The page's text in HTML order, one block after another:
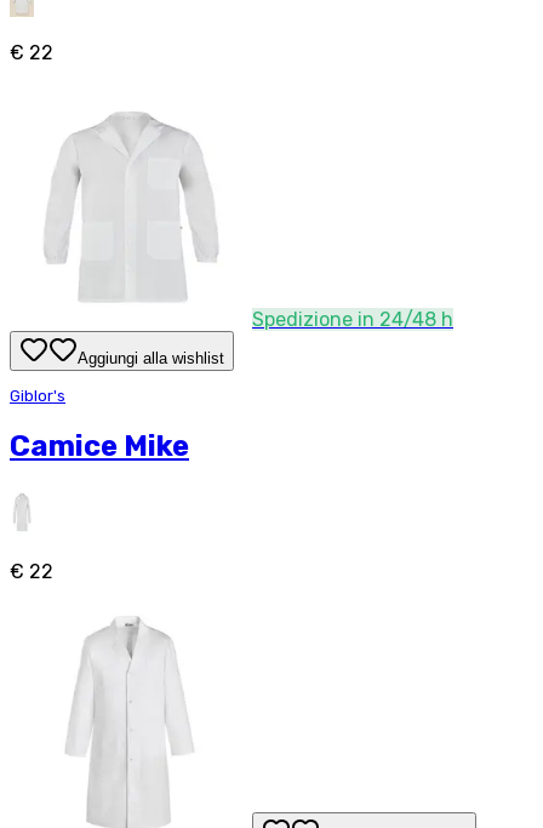
€ 22
Spedizione in 24/48 h
Aggiungi alla wishlist
Giblor's
Camice Mike
€ 22